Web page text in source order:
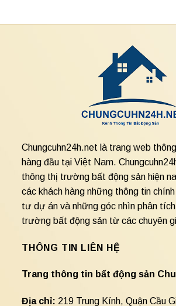
Chungcuhn24h.net là trang web
hàng đầu tại Việt Nam.
thông thị trường bất động sản hiện
các khách hàng những thông tin
tư dự án và những góc nhìn phân
trường bất động sản từ các chuyên
THÔNG TIN LIÊN HỆ
Trang thông tin bất động sản
Địa chỉ: 219 Trung Kính, Quận Cầu